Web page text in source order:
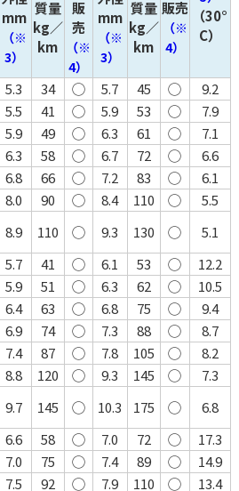
（30°
C）
mm
（※
3）
質量
kg／
km
販
売
（※
4）
mm
（※
3）
質量
kg／
km
販売
（※
4）
5.3 34 ◯ 5.7 45 ◯
9.2
5.5 41 ◯ 5.9 53 ◯
7.9
5.9 49 ◯ 6.3 61 ◯
7.1
6.3 58 ◯ 6.7 72 ◯
6.6
6.8 66 ◯ 7.2 83 ◯
6.1
8.0 90 ◯ 8.4 110 ◯
5.5
8.9 110 ◯ 9.3 130 ◯ 5.1
5.7 41 ◯ 6.1 53 ◯
12.2
5.9 51 ◯ 6.3 62 ◯
10.5
6.4 63 ◯ 6.8 75 ◯
9.4
6.9 74 ◯ 7.3 88 ◯
8.7
7.4 87 ◯ 7.8 105 ◯
8.2
8.8 120 ◯ 9.3 145 ◯
7.3
9.7 145 ◯ 10.3 175 ◯ 6.8
6.6 58 ◯ 7.0 72 ◯
17.3
7.0 75 ◯ 7.4 89 ◯
14.9
7.5 92 ◯ 7.9 110 ◯
13.4